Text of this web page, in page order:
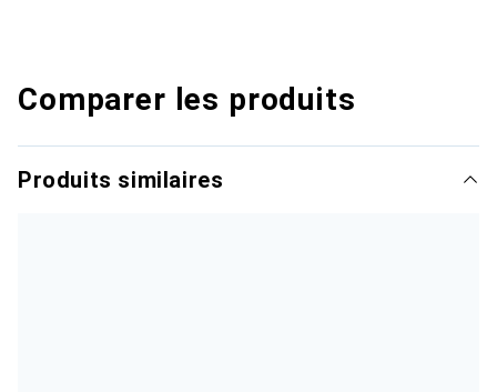
Comparer les produits
Produits similaires